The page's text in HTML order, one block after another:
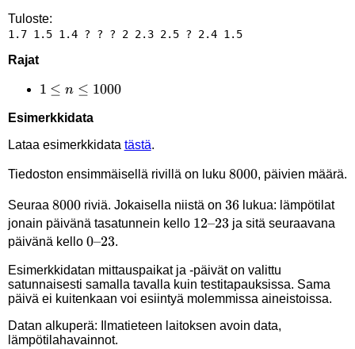
Tuloste:
1.7 1.5 1.4 ? ? ? 2 2.3 2.5 ? 2.4 1.5
Rajat
1 \le
\le
1000
1 ≤ n ≤ 1000
Esimerkkidata
Lataa esimerkkidata tästä.
Tiedoston ensimmäisellä rivillä on luku 8000
8000, päivien määrä.
Seuraa 8000
8000riviä. Jokaisella niistä on 36
36lukua: lämpötilat
jonain päivänä tasatunnein kello 12–
12–23ja sitä seuraavana
päivänä kello 0–
0–23.
Esimerkkidatan mittauspaikat ja -päivät on valittu
satunnaisesti samalla tavalla kuin testitapauksissa. Sama
päivä ei kuitenkaan voi esiintyä molemmissa aineistoissa.
Datan alkuperä: Ilmatieteen laitoksen avoin data,
lämpötilahavainnot.